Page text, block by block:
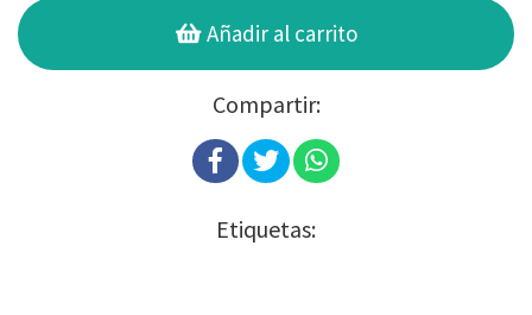
Añadir al carrito
Compartir:
Etiquetas: